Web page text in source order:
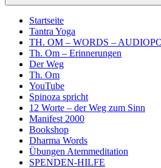
Startseite
Tantra Yoga
TH. OM – WORDS –
Th. Om – Erinnerungen
Der Weg
Th. Om
YouTube
Spinoza spricht
12 Worte – der Weg zum Sinn
Manifest 2000
Bookshop
Dharma Words
Übungen Atemmeditation
SPENDEN-HILFE